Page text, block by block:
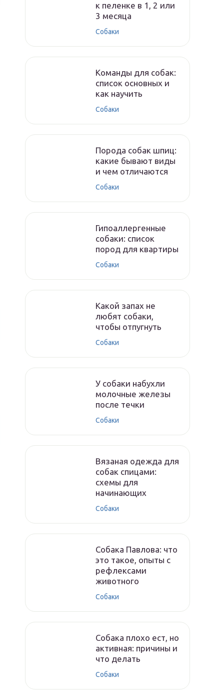
к пеленке в 1, 2 или
3 месяца
Собаки
Команды для собак:
список основных и
как научить
Собаки
Порода собак шпиц:
какие бывают виды
и чем отличаются
Собаки
Гипоаллергенные
собаки: список
пород для квартиры
Собаки
Какой запах не
любят собаки,
чтобы отпугнуть
Собаки
У собаки набухли
молочные железы
после течки
Собаки
Вязаная одежда для
собак спицами:
схемы для
начинающих
Собаки
Собака Павлова: что
это такое, опыты с
рефлексами
животного
Собаки
Собака плохо ест, но
активная: причины и
что делать
Собаки